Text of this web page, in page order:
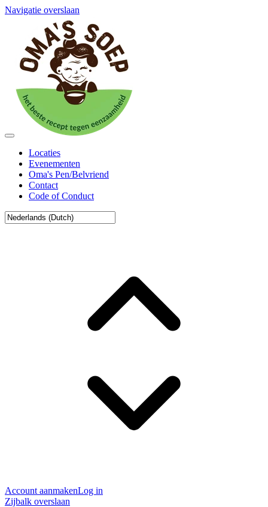
Navigatie overslaan
Locaties
Evenementen
Oma's Pen/Belvriend
Contact
Code of Conduct
Account aanmakenLog in
Zijbalk overslaan